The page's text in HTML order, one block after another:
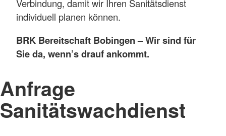
Verbindung, damit wir Ihren Sanitätsdienst
individuell planen können.
BRK Bereitschaft Bobingen – Wir sind für
Sie da, wenn’s drauf ankommt.
Anfrage
Sanitätswachdienst